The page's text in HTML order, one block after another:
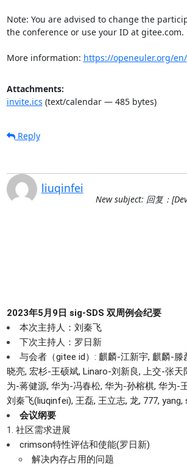
Note: You are advised to change the
the conference or use your ID at gitee.com.
More information: https://openeuler.org/en/
Attachments:
invite.ics (text/calendar — 485 bytes)
Reply
liuqinfei
New subject: 回复：
2023年5 月 9 日 sig-SDS 双周例会纪要
本次主持人：刘秦飞
下次主持人：罗日新
与会者（gitee id）: 麒麟-江新宇, 麒麟-滕
晓亮, 宏杉-王硕斌, Linaro-刘新良, 上交-张天
为-蒋健源, 华为-冯春松, 华为-孙榕棋, 华为-
刘秦飞(liuqinfei), 王磊, 王立志, 龙, 777, yang,
会议纲要
社区需求进展
crimson特性评估和使能(罗日新)
解决内存占用的问题